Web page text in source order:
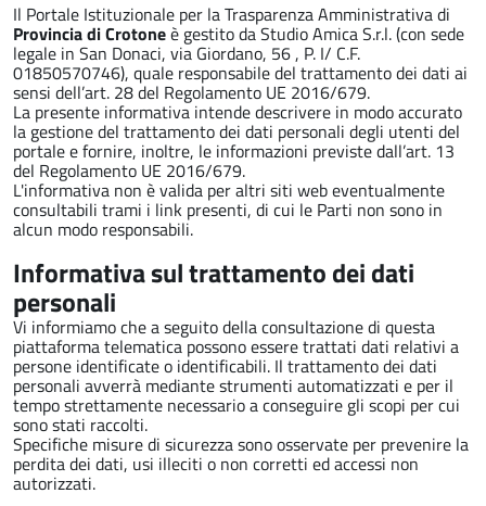
Il Portale Istituzionale per la Trasparenza Amministrativa di
Provincia di Crotoneè gestito da Studio Amica S.r.l. (con sede
legale in San Donaci, via Giordano, 56 , P. I/ C.F.
01850570746), quale responsabile del trattamento dei dati ai
sensi dell’art. 28 del Regolamento UE 2016/679.
La presente informativa intende descrivere in modo accurato
la gestione del trattamento dei dati personali degli utenti del
portale e fornire, inoltre, le informazioni previste dall’art. 13
del Regolamento UE 2016/679.
L'informativa non è valida per altri siti web eventualmente
consultabili trami i link presenti, di cui le Parti non sono in
alcun modo responsabili.
Informativa sul trattamento dei dati
personali
Vi informiamo che a seguito della consultazione di questa
piattaforma telematica possono essere trattati dati relativi a
persone identificate o identificabili. Il trattamento dei dati
personali avverrà mediante strumenti automatizzati e per il
tempo strettamente necessario a conseguire gli scopi per cui
sono stati raccolti.
Specifiche misure di sicurezza sono osservate per prevenire la
perdita dei dati, usi illeciti o non corretti ed accessi non
autorizzati.